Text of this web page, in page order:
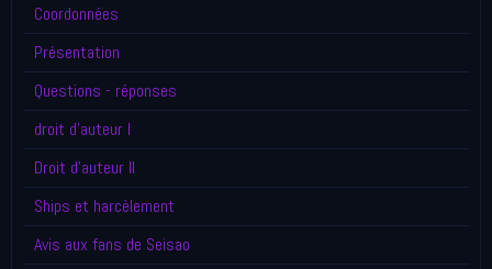
Coordonnées
Présentation
Questions - réponses
droit d'auteur I
Droit d'auteur II
Ships et harcèlement
Avis aux fans de Seisao